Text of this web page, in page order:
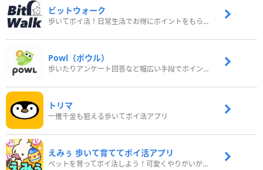
ビットウォーク
歩いてポイ活！日常生活でお得にポイントをもらおう
Powl（ポウル）
歩いたりアンケート回答など幅広い手段でポイントをゲット
トリマ
一攫千金も狙える歩いてポイ活アプリ
えみぅ 歩いて育ててポイ活アプリ
ペットを育ってポイ活しよう！可愛くやりがいがある新感覚アプリ